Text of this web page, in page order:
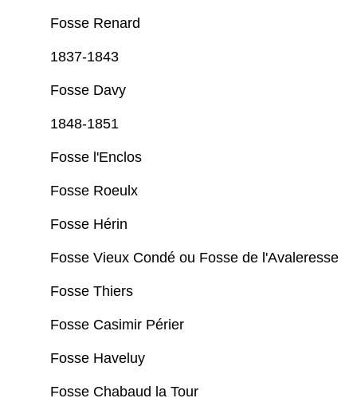
Fosse Renard
1837-1843
Fosse Davy
1848-1851
Fosse l'Enclos
Fosse Roeulx
Fosse Hérin
Fosse Vieux Condé ou Fosse de l'Avaleresse
Fosse Thiers
Fosse Casimir Périer
Fosse Haveluy
Fosse Chabaud la Tour